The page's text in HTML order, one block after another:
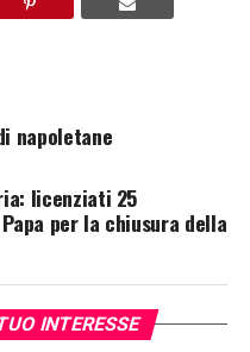
napoletane
licenziati 25
per la chiusura della
INTERESSE